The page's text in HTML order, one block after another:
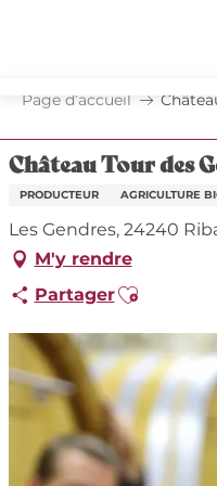
principal
Page d’accueil
Château Tour des
PRODUCTEUR AGRICULTURE
Les Gendres, 24240
M'y rendre
PartagerAjouter aux